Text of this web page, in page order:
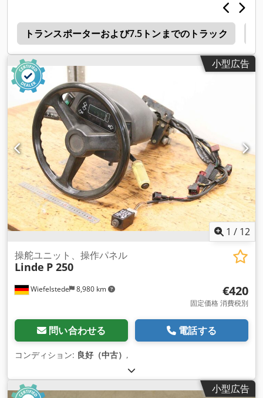
トランスポーターおよび7.5トンまでのトラック
小型広告
1 / 12
Wiefelstede 8,980 km
操舵ユニット、操作パネル
Linde P 250
€420
固定価格 消費税別
問い合わせる 電話する
コンディション: 良好（中古） ,
小型広告